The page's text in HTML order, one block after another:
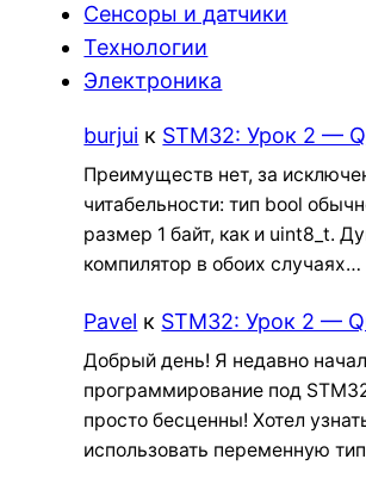
Сенсоры и датчики
Технологии
Электроника
burjui к STM32: Урок 2 —
Преимуществ нет, за
читабельности: тип bool
размер 1 байт, как и uint8_t.
компилятор в обоих случаях…
Pavel к STM32: Урок 2 —
Добрый день! Я недавно
программирование под
просто бесценны! Хотел
использовать переменную